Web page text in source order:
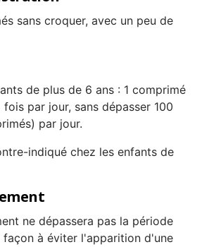
sans croquer, avec un peu de
de plus de 6 ans : 1 comprimé
fois par jour, sans dépasser 100
par jour.
indiqué chez les enfants de
ne dépassera pas la période
à éviter l'apparition d'une